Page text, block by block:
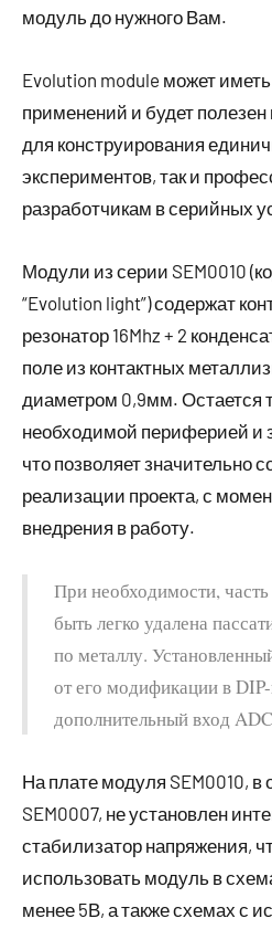
модуль до нужного Вам.
Evolution module может
применений и будет
для конструирования
экспериментов, так и
разработчикам в серийных
Модули из серии SEM0010
“Evolution light”) содержат
резонатор 16Mhz + 2
поле из контактных
диаметром 0,9мм. Остается
необходимой периферией и
что позволяет значительно
реализации проекта, с
внедрения в работу.
При необходимости,
быть легко удалена
по металлу.
от его модификации в
дополнительный вход
На плате модуля SEM0010, в
SEM0007, не установлен
стабилизатор напряжения,
использовать модуль в
менее 5В, а также схемах с